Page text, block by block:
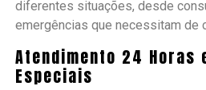
diferentes situações, desde
emergências que necessitam de
Atendimento 24 Horas
Especiais